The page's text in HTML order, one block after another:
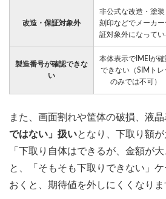
改造・保証対象外
非公式な改造・塗装
刻印などでメーカー
証対象外になってい
製造番号が確認できな
い
本体表示でIMEIが確
できない（SIMトレ
のみでは不可）
また、画面割れや筐体の破損、液
ではない」扱いとなり、下取り額が
「下取り自体はできるが、金額が
と、「そもそも下取りできない」
おくと、期待値を外しにくくなりま